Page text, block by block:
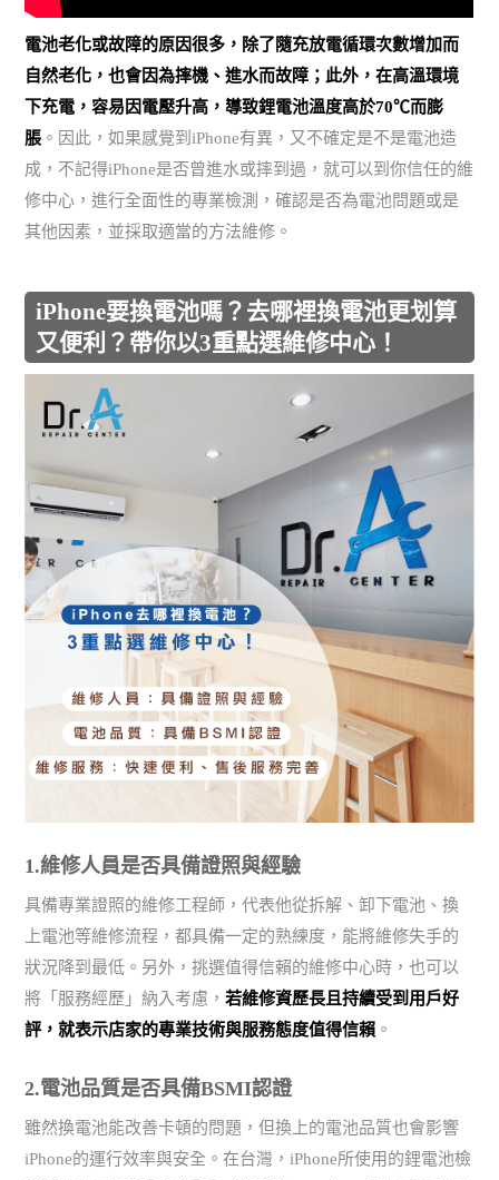
電池老化或故障的原因很多，除了隨充放電循環次數增加而
自然老化，也會因為摔機、進水而故障；此外，在高溫環境
下充電，容易因電壓升高，導致鋰電池溫度高於70℃而膨
脹 。因此，如果感覺到iPhone有異，又不確定是不是電池造
成，不記得iPhone是否曾進水或摔到過，就可以到你信任的維
修中心，進行全面性的專業檢測，確認是否為電池問題或是
其他因素，並採取適當的方法維修。
iPhone要換電池嗎？去哪裡換電池更划算
又便利？帶你以3重點選維修中心！
1.維修人員是否具備證照與經驗
具備專業證照的維修工程師，代表他從拆解、卸下電池、換
上電池等維修流程，都具備一定的熟練度，能將維修失手的
狀況降到最低。另外，挑選值得信賴的維修中心時，也可以
將「服務經歷」納入考慮，若維修資歷長且持續受到用戶好
評，就表示店家的專業技術與服務態度值得信賴 。
2.電池品質是否具備BSMI認證
雖然換電池能改善卡頓的問題，但換上的電池品質也會影響
iPhone的運行效率與安全。在台灣，iPhone所使用的鋰電池檢